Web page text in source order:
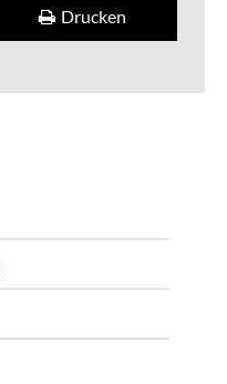
Drucken